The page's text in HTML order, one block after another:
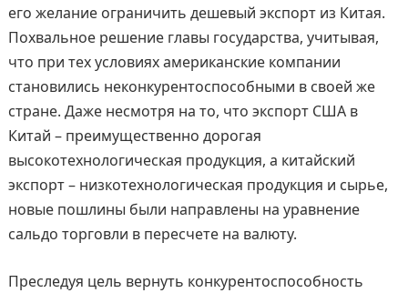
его желание ограничить дешевый экспорт из Китая.
Похвальное решение главы государства, учитывая,
что при тех условиях американские компании
становились неконкурентоспособными в своей же
стране. Даже несмотря на то, что экспорт США в
Китай – преимущественно дорогая
высокотехнологическая продукция, а китайский
экспорт – низкотехнологическая продукция и сырье,
новые пошлины были направлены на уравнение
сальдо торговли в пересчете на валюту.
Преследуя цель вернуть конкурентоспособность